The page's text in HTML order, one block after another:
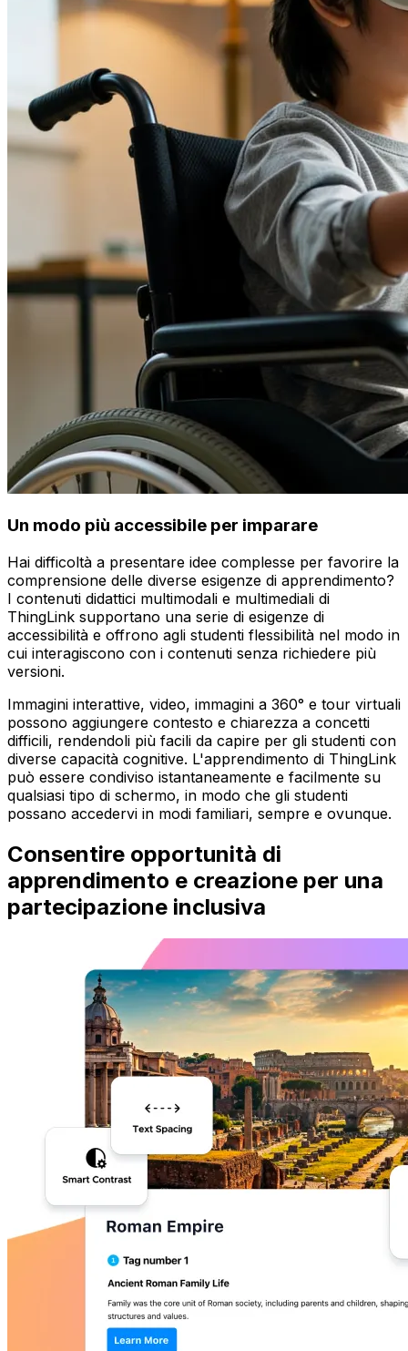
Un modo più accessibile per imparare
Hai difficoltà a presentare idee complesse per favorire la
comprensione delle diverse esigenze di apprendimento?
I contenuti didattici multimodali e multimediali di
ThingLink supportano una serie di esigenze di
accessibilità e offrono agli studenti flessibilità nel modo in
cui interagiscono con i contenuti senza richiedere più
versioni.
Immagini interattive, video, immagini a 360° e tour virtuali
possono aggiungere contesto e chiarezza a concetti
difficili, rendendoli più facili da capire per gli studenti con
diverse capacità cognitive. L'apprendimento di ThingLink
può essere condiviso istantaneamente e facilmente su
qualsiasi tipo di schermo, in modo che gli studenti
possano accedervi in modi familiari, sempre e ovunque.
Consentire opportunità di
apprendimento e creazione per una
partecipazione inclusiva